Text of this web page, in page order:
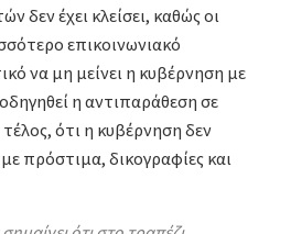
δεν έχει κλείσει, καθώς οι
επικοινωνιακό
να μη μείνει η κυβέρνηση με
η αντιπαράθεση σε
ότι η κυβέρνηση δεν
πρόστιμα, δικογραφίες και